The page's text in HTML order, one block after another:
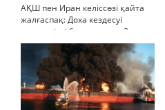
АҚШ пен Иран келіссөзі қайта
жалғаспақ: Доха кездесуі
шиеленісті бәсеңдете ме?